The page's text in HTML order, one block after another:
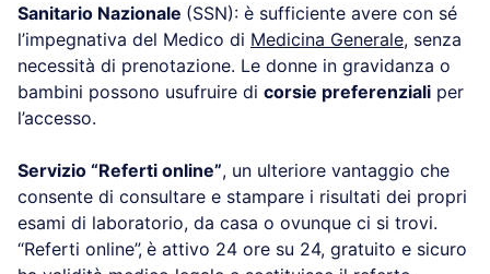
Sanitario Nazionale (SSN): è sufficiente avere con sé
l’impegnativa del Medico di Medicina Generale, senza
necessità di prenotazione. Le donne in gravidanza o
bambini possono usufruire di corsie preferenziali per
l’accesso.
Servizio “Referti online”, un ulteriore vantaggio che
consente di consultare e stampare i risultati dei propri
esami di laboratorio, da casa o ovunque ci si trovi.
“Referti online”, è attivo 24 ore su 24, gratuito e sicuro